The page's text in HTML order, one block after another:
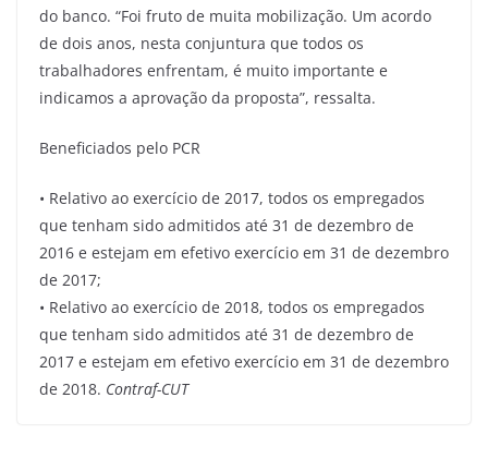
do banco. “Foi fruto de muita mobilização. Um acordo
de dois anos, nesta conjuntura que todos os
trabalhadores enfrentam, é muito importante e
indicamos a aprovação da proposta”, ressalta.
Beneficiados pelo PCR
• Relativo ao exercício de 2017, todos os empregados
que tenham sido admitidos até 31 de dezembro de
2016 e estejam em efetivo exercício em 31 de dezembro
de 2017;
• Relativo ao exercício de 2018, todos os empregados
que tenham sido admitidos até 31 de dezembro de
2017 e estejam em efetivo exercício em 31 de dezembro
de 2018. Contraf-CUT